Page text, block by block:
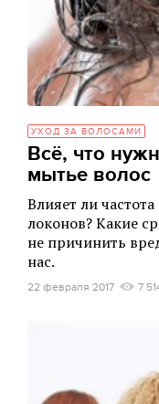
УХОД ЗА ВОЛОСАМИ
Всё, что
мытье волос
Влияет ли
локонов? Какие
не причинить
нас.
22 февраля 2017 7